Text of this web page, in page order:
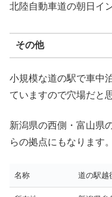
北陸自動車道の朝日イ
その他
小規模な道の駅で車中
ていますので穴場だと
新潟県の西側・富山県
らの拠点にもなります。
名称 道の駅越